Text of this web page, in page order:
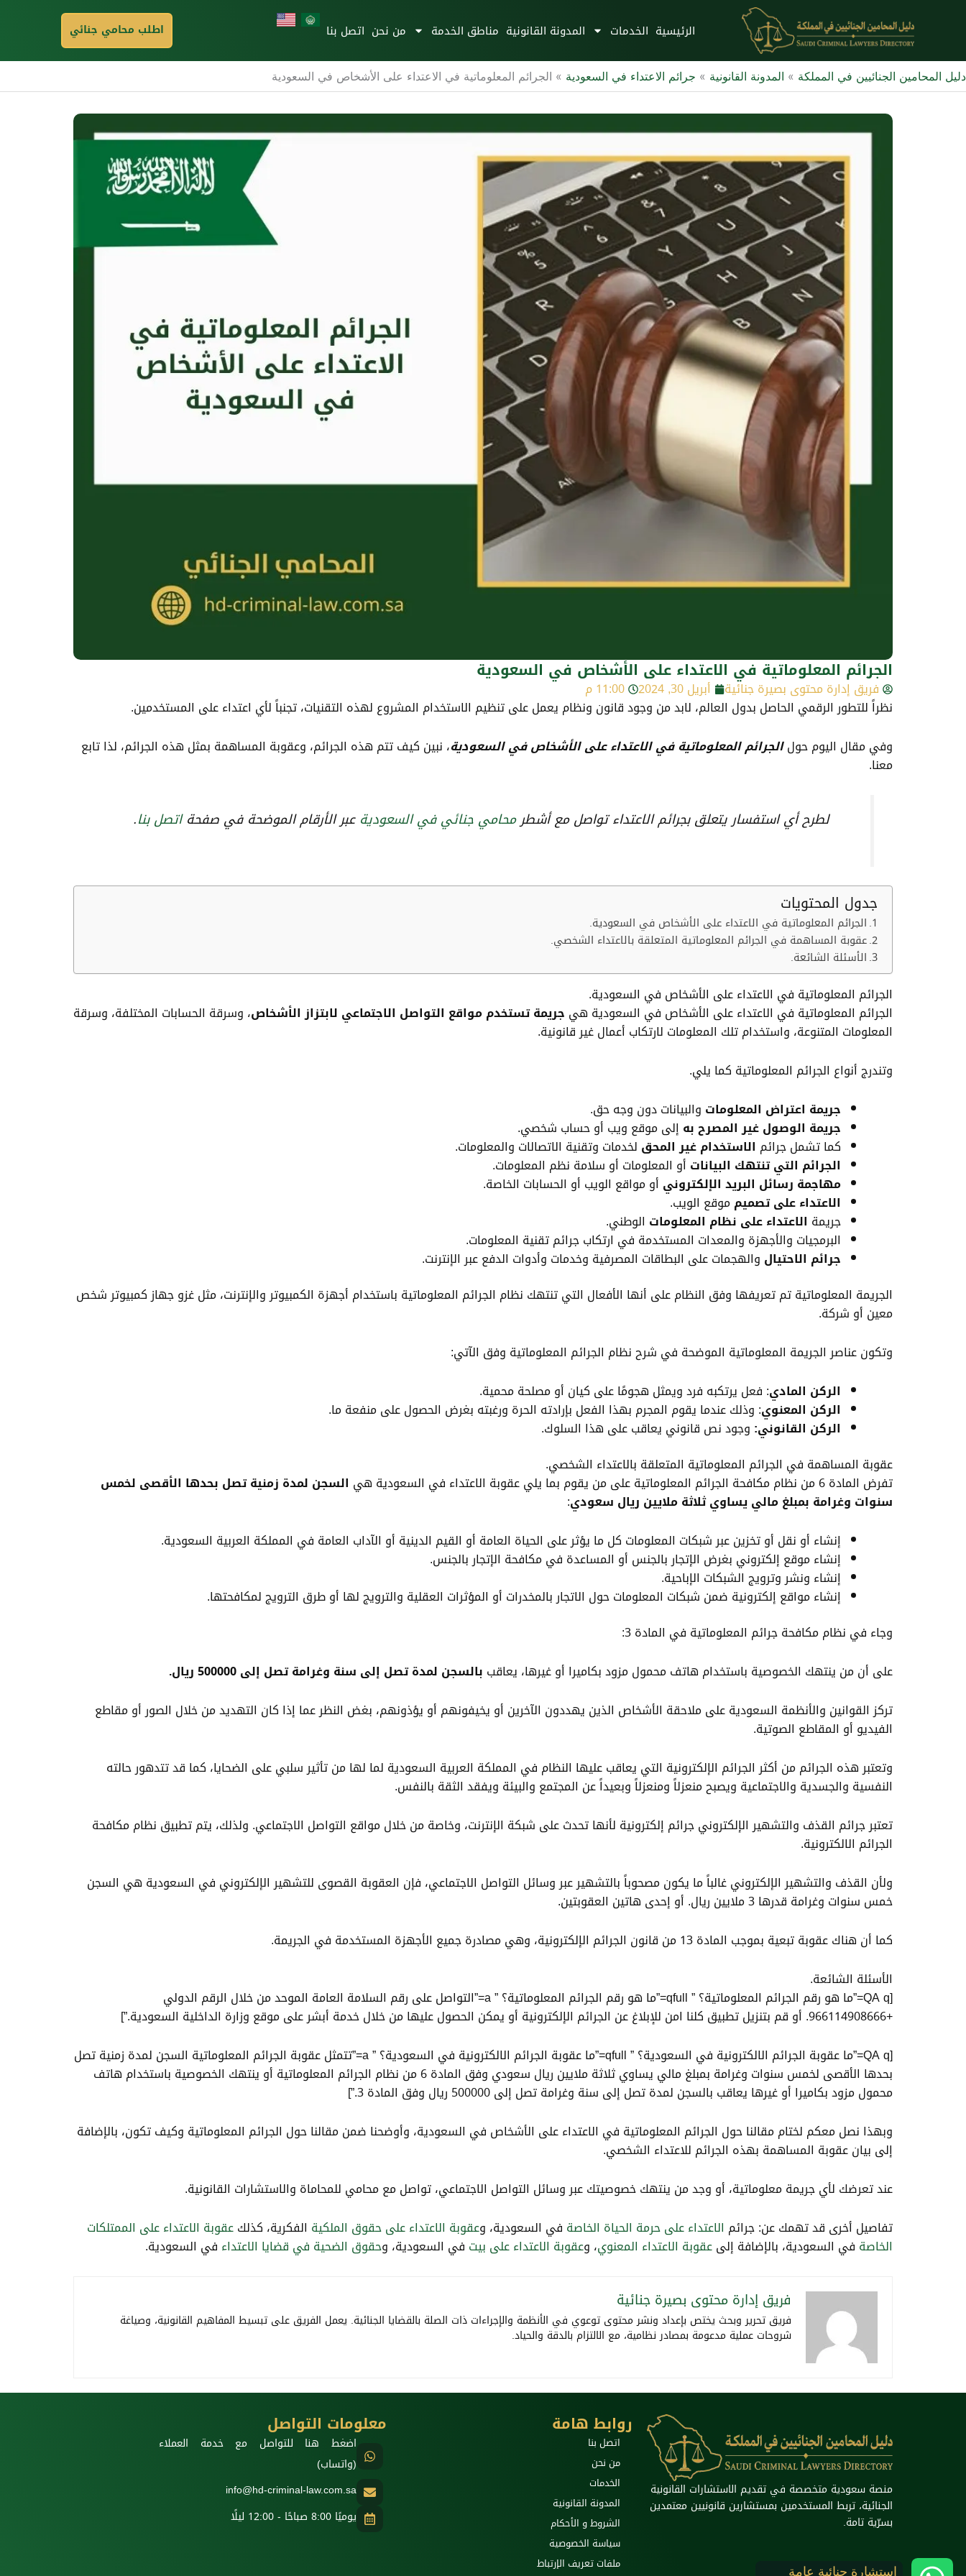
الرئيسية الخدمات المدونة القانونية مناطق الخدمة من نحن اتصل بنا اطلب محامي جنائي
دليل المحامين الجنائيين في المملكة » المدونة القانونية » جرائم الاعتداء في السعودية » الجرائم المعلوماتية في الاعتداء على الأشخاص في السعودية
الجرائم المعلوماتية في الاعتداء على الأشخاص في السعودية
فريق إدارة محتوى بصيرة جنائية أبريل 30, 2024
11:00 م
نظراً للتطور الرقمي الحاصل بدول العالم، لابد من وجود قانون ونظام يعمل على تنظيم الاستخدام المشروع لهذه التقنيات، تجنباً لأي اعتداء على المستخدمين.
وفي مقال اليوم حولالجرائم المعلوماتية في الاعتداء على الأشخاص في السعودية، نبين كيف تتم هذه الجرائم، وعقوبة المساهمة بمثل هذه الجرائم، لذا تابع
معنا.
لطرح أي استفسار يتعلق بجرائم الاعتداء تواصل مع أشطرمحامي جنائي في السعودية عبر الأرقام الموضحة في صفحةاتصل بنا.
جدول المحتويات
الجرائم المعلوماتية في الاعتداء على الأشخاص في السعودية.
عقوبة المساهمة في الجرائم المعلوماتية المتعلقة بالاعتداء الشخصي.
الأسئلة الشائعة.
الجرائم المعلوماتية في الاعتداء على الأشخاص في السعودية.
الجرائم المعلوماتية في الاعتداء على الأشخاص في السعودية هي جريمة تستخدم مواقع التواصل الاجتماعي لابتزاز الأشخاص، وسرقة الحسابات المختلفة، وسرقة
المعلومات المتنوعة، واستخدام تلك المعلومات لارتكاب أعمال غير قانونية.
وتندرج أنواع الجرائم المعلوماتية كما يلي.
جريمة اعتراض المعلومات والبيانات دون وجه حق.
جريمة الوصول غير المصرح به إلى موقع ويب أو حساب شخصي.
كما تشمل جرائم الاستخدام غير المحق لخدمات وتقنية الاتصالات والمعلومات.
الجرائم التي تنتهك البيانات أو المعلومات أو سلامة نظم المعلومات.
مهاجمة رسائل البريد الإلكتروني أو مواقع الويب أو الحسابات الخاصة.
الاعتداء على تصميمموقع الويب.
جريمة الاعتداء على نظام المعلومات الوطني.
البرمجيات والأجهزة والمعدات المستخدمة في ارتكاب جرائم تقنية المعلومات.
جرائم الاحتيال والهجمات على البطاقات المصرفية وخدمات وأدوات الدفع عبر الإنترنت.
الجريمة المعلوماتية تم تعريفها وفق النظام على أنها الأفعال التي تنتهك نظام الجرائم المعلوماتية باستخدام أجهزة الكمبيوتر والإنترنت، مثل غزو جهاز كمبيوتر شخص
معين أو شركة.
وتكون عناصر الجريمة المعلوماتية الموضحة في شرح نظام الجرائم المعلوماتية وفق الآتي:
الركن المادي: فعل يرتكبه فرد ويمثل هجومًا على كيان أو مصلحة محمية.
الركن المعنوي: وذلك عندما يقوم المجرم بهذا الفعل بإرادته الحرة ورغبته بغرض الحصول على منفعة ما.
الركن القانوني: وجود نص قانوني يعاقب على هذا السلوك.
عقوبة المساهمة في الجرائم المعلوماتية المتعلقة بالاعتداء الشخصي.
تفرض المادة 6 من نظام مكافحة الجرائم المعلوماتية على من يقوم بما يلي عقوبة الاعتداء في السعودية هي
السجن لمدة زمنية تصل بحدها الأقصى لخمس
سنوات وغرامة بمبلغ مالي يساوي ثلاثة ملايين ريال سعودي:
إنشاء أو نقل أو تخزين عبر شبكات المعلومات كل ما يؤثر على الحياة العامة أو القيم الدينية أو الآداب العامة في المملكة العربية السعودية.
إنشاء موقع إلكتروني بغرض الإتجار بالجنس أو المساعدة في مكافحة الإتجار بالجنس.
إنشاء ونشر وترويج الشبكات الإباحية.
إنشاء مواقع إلكترونية ضمن شبكات المعلومات حول الاتجار بالمخدرات أو المؤثرات العقلية والترويج لها أو طرق الترويج لمكافحتها.
وجاء في نظام مكافحة جرائم المعلوماتية في المادة 3:
على أن من ينتهك الخصوصية باستخدام هاتف محمول مزود بكاميرا أو غيرها، يعاقب بالسجن لمدة تصل إلى سنة وغرامة تصل إلى 500000 ريال.
تركز القوانين والأنظمة السعودية على ملاحقة الأشخاص الذين يهددون الآخرين أو يخيفونهم أو يؤذونهم، بغض النظر عما إذا كان التهديد من خلال الصور أو مقاطع
الفيديو أو المقاطع الصوتية.
وتعتبر هذه الجرائم من أكثر الجرائم الإلكترونية التي يعاقب عليها النظام في المملكة العربية السعودية لما لها من تأثير سلبي على الضحايا، كما قد تتدهور حالته
النفسية والجسدية والاجتماعية ويصبح منعزلاً ومنعزلاً وبعيداً عن المجتمع والبيئة ويفقد الثقة بالنفس.
تعتبر جرائم القذف والتشهير الإلكتروني جرائم إلكترونية لأنها تحدث على شبكة الإنترنت، وخاصة من خلال مواقع التواصل الاجتماعي. ولذلك، يتم تطبيق نظام مكافحة
الجرائم الالكترونية.
ولأن القذف والتشهير الإلكتروني غالباً ما يكون مصحوباً بالتشهير عبر وسائل التواصل الاجتماعي، فإن العقوبة القصوى للتشهير الإلكتروني في السعودية هي السجن
خمس سنوات وغرامة قدرها 3 ملايين ريال. أو إحدى هاتين العقوبتين.
كما أن هناك عقوبة تبعية بموجب المادة 13 من قانون الجرائم الإلكترونية، وهي مصادرة جميع الأجهزة المستخدمة في الجريمة.
الأسئلة الشائعة.
[QA q=”ما هو رقم الجرائم المعلوماتية؟ ” qfull=”ما هو رقم الجرائم المعلوماتية؟ ” a=”التواصل على رقم السلامة العامة الموحد من خلال الرقم الدولي
+966114908666. أو قم بتنزيل تطبيق كلنا امن للإبلاغ عن الجرائم الإلكترونية أو يمكن الحصول عليها من خلال خدمة أبشر على موقع وزارة الداخلية السعودية.”]
[QA q=”ما عقوبة الجرائم الالكترونية في السعودية؟ ” qfull=”ما عقوبة الجرائم الالكترونية في السعودية؟ ” a=”تتمثل عقوبة الجرائم المعلوماتية السجن لمدة زمنية تصل
بحدها الأقصى لخمس سنوات وغرامة بمبلغ مالي يساوي ثلاثة ملايين ريال سعودي وفق المادة 6 من نظام الجرائم المعلوماتية أو ينتهك الخصوصية باستخدام هاتف
محمول مزود بكاميرا أو غيرها يعاقب بالسجن لمدة تصل إلى سنة وغرامة تصل إلى 500000 ريال وفق المادة 3.”]
وبهذا نصل معكم لختام مقالنا حول الجرائم المعلوماتية في الاعتداء على الأشخاص في السعودية، وأوضحنا ضمن مقالنا حول الجرائم المعلوماتية وكيف تكون، بالإضافة
إلى بيان عقوبة المساهمة بهذه الجرائم للاعتداء الشخصي.
عند تعرضك لأي جريمة معلوماتية، أو وجد من ينتهك خصوصيتك عبر وسائل التواصل الاجتماعي، تواصل مع محامي للمحاماة والاستشارات القانونية.
تفاصيل أخرى قد تهمك عن: جرائم الاعتداء على حرمة الحياة الخاصة في السعودية، وعقوبة الاعتداء على حقوق الملكية الفكرية، كذلكعقوبة الاعتداء على الممتلكات
الخاصة في السعودية، بالإضافة إلىعقوبة الاعتداء المعنوي، وعقوبة الاعتداء على بيت في السعودية، وحقوق الضحية في قضايا الاعتداء في السعودية.
فريق إدارة محتوى بصيرة جنائية
فريق تحرير وبحث يختص بإعداد ونشر محتوى توعوي في الأنظمة والإجراءات ذات الصلة بالقضايا الجنائية. يعمل الفريق على تبسيط المفاهيم القانونية، وصياغة
شروحات عملية مدعومة بمصادر نظامية، مع الالتزام بالدقة والحياد.
منصة سعودية متخصصة في تقديم الاستشارات القانونية
الجنائية، تربط المستخدمين بمستشارين قانونيين معتمدين
بسرّية تامة.
روابط هامة
اتصل بنا
من نحن
الخدمات
المدونة القانونية
الشروط و الأحكام
سياسة الخصوصية
ملفات تعريف الإرتباط
معلومات التواصل
اضغط هنا للتواصل مع خدمة العملاء
(واتساب)
info@hd-criminal-law.com.sa
يوميًا 8:00 صباحًا - 12:00 ليلًا
استشارة جنائية عامة